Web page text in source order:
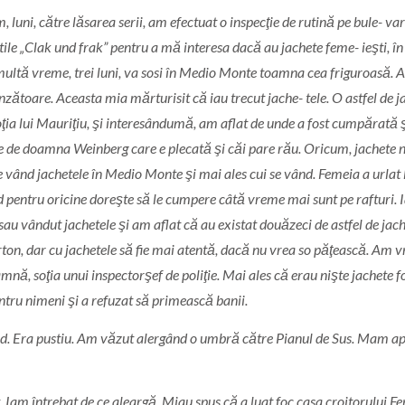
luni, către lăsarea serii, am efectuat o inspecţie de rutină pe bule-
„Clak und frak” pentru a mă interesa dacă au jachete feme- ieşti,
vreme, trei luni, va sosi în Medio Monte toamna cea friguroasă.
Aceasta mi­a mărturisit că i­au trecut jache- tele. O astfel de
lui Mauriţiu, şi interesându­mă, am aflat de unde a fost cumpărată
doamna Weinberg care e plecată şi că­i pare rău. Oricum, jachete
jachetele în Medio Monte şi mai ales cui se vând. Femeia a urlat
oricine doreşte să le cumpere câtă vreme mai sunt pe rafturi.
vândut jachetele şi am aflat că au existat douăzeci de astfel de
dar cu jachetele să fie mai atentă, dacă nu vrea s­o păţească. Am
soţia unui inspector­şef de poliţie. Mai ales că erau nişte jachete
nimeni şi a refuzat să primească banii.
pustiu. Am văzut alergând o umbră către Pianul de Sus. M­am
I­am întrebat de ce aleargă. Mi­au spus că a luat foc casa croitorului